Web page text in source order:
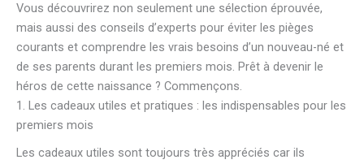
Vous découvrirez non seulement une sélection éprouvée,
mais aussi des conseils d’experts pour éviter les pièges
courants et comprendre les vrais besoins d’un nouveau-né et
de ses parents durant les premiers mois. Prêt à devenir le
héros de cette naissance ? Commençons.
1. Les cadeaux utiles et pratiques : les indispensables pour les
premiers mois
Les cadeaux utiles sont toujours très appréciés car ils